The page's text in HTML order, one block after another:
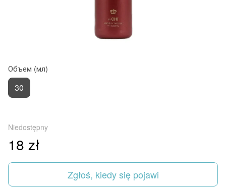
Объем (мл)
30
Niedostępny
18 zł
Zgłoś, kiedy się pojawi